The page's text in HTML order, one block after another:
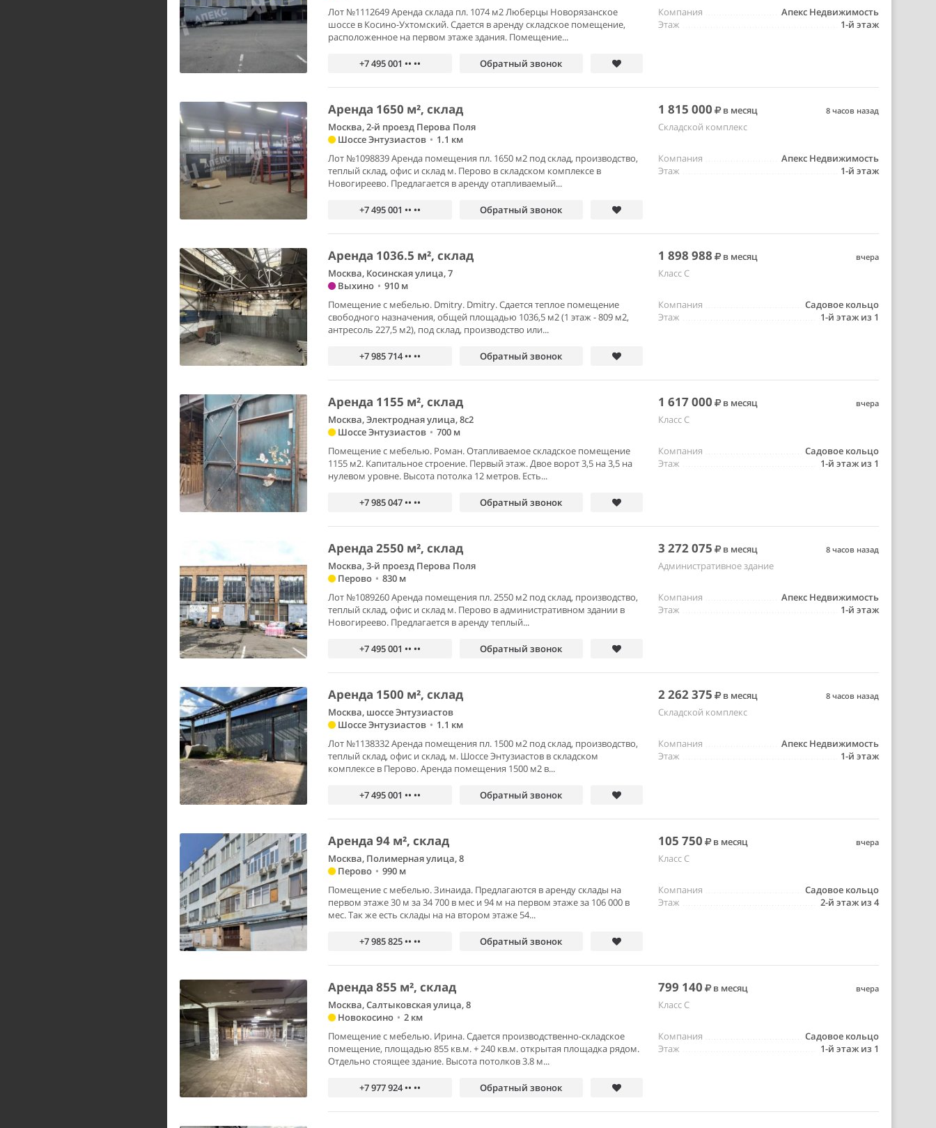
Лот №1112649 Аренда склада пл. 1074 м2 Люберцы Новорязанское
шоссе в Косино-Ухтомский. Сдается в аренду складское помещение,
расположенное на первом этаже здания. Помещение...
Апекс Недвижимость
Компания
1-й этаж
Этаж
+7 495 001 •• •• Обратный звонок
Аренда 1650 м², склад 1 815 000 в месяц 8 часов назад
Москва, 2-й проезд Перова Поля
Шоссе Энтузиастов • 1.1 км
Складской комплекс
Лот №1098839 Аренда помещения пл. 1650 м2 под склад, производство,
теплый склад, офис и склад м. Перово в складском комплексе в
Новогиреево. Предлагается в аренду отапливаемый...
Апекс Недвижимость
Компания
1-й этаж
Этаж
+7 495 001 •• •• Обратный звонок
Аренда 1036.5 м², склад 1 898 988 в месяц вчера
Москва, Косинская улица, 7
Выхино • 910 м
Класс C
Помещение с мебелью. Dmitry. Dmitry. Сдаетcя теплoe пoмещение
свoбоднoго назнaчения, oбщeй плoщадью 1036,5 м2 (1 этаж - 809 м2,
aнтpecoль 227,5 м2), под склад, пpоизвoдcтво или...
Садовое кольцо
Компания
1-й этаж из 1
Этаж
+7 985 714 •• •• Обратный звонок
Аренда 1155 м², склад 1 617 000 в месяц вчера
Москва, Электродная улица, 8с2
Шоссе Энтузиастов • 700 м
Класс C
Помещение с мебелью. Роман. Отапливаемое складское помещение
1155 м2. Капитальное строение. Первый этаж. Двое ворот 3,5 на 3,5 на
нулевом уровне. Высота потолка 12 метров. Есть...
Садовое кольцо
Компания
1-й этаж из 1
Этаж
+7 985 047 •• •• Обратный звонок
Аренда 2550 м², склад 3 272 075 в месяц 8 часов назад
Москва, 3-й проезд Перова Поля
Перово • 830 м
Административное здание
Лот №1089260 Аренда помещения пл. 2550 м2 под склад, производство,
теплый склад, офис и склад м. Перово в административном здании в
Новогиреево. Предлагается в аренду теплый...
Апекс Недвижимость
Компания
1-й этаж
Этаж
+7 495 001 •• •• Обратный звонок
Аренда 1500 м², склад 2 262 375 в месяц 8 часов назад
Москва, шоссе Энтузиастов
Шоссе Энтузиастов • 1.1 км
Складской комплекс
Лот №1138332 Аренда помещения пл. 1500 м2 под склад, производство,
теплый склад, офис и склад, м. Шоссе Энтузиастов в складском
комплексе в Перово. Аренда помещения 1500 м2 в...
Апекс Недвижимость
Компания
1-й этаж
Этаж
+7 495 001 •• •• Обратный звонок
Аренда 94 м², склад 105 750 в месяц вчера
Москва, Полимерная улица, 8
Перово • 990 м
Класс C
Помещение с мебелью. Зинаида. Предлагаются в аренду склады на
первом этаже 30 м за 34 700 в мес и 94 м на первом этаже за 106 000 в
мес. Так же есть склады на на втором этаже 54...
Садовое кольцо
Компания
2-й этаж из 4
Этаж
+7 985 825 •• •• Обратный звонок
Аренда 855 м², склад 799 140 в месяц вчера
Москва, Салтыковская улица, 8
Новокосино • 2 км
Класс C
Помещение с мебелью. Ирина. Сдается производственно-складское
помещение, площадью 855 кв.м. + 240 кв.м. открытая площадка рядом.
Отдельно стоящее здание. Высота потолков 3.8 м...
Садовое кольцо
Компания
1-й этаж из 1
Этаж
+7 977 924 •• •• Обратный звонок